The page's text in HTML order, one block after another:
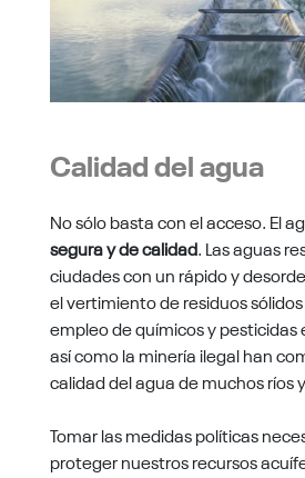
Calidad del agua
No sólo basta con el acceso. El
segura y de calidad. Las aguas
ciudades con un rápido y
el vertimiento de residuos
empleo de químicos y pesticidas
así como la minería ilegal han
calidad del agua de muchos ríos
Tomar las medidas políticas
proteger nuestros recursos